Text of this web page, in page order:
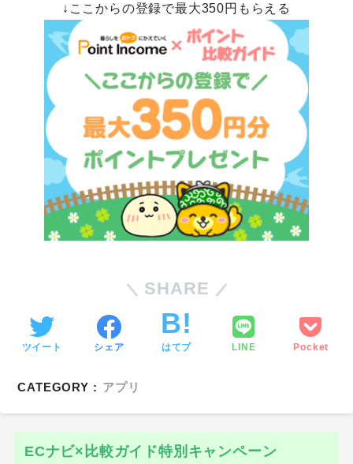
↓ここからの登録で最大350円もらえる
SHARE
ツイート シェア はてブ LINE Pocket
CATEGORY : アプリ
ECナビ×比較ガイド特別キャンペーン